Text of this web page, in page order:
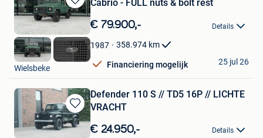
Bewaren
in
Mijn
Favorieten
Cabrio - FULL nuts & bolt rest
€ 79.900,- Details
1987 358.974 km
Financiering mogelijk
DCT
Wielsbeke
25 jul 26
Bewaren
in
Defender 110 S // TD5 16P // LICHTE
VRACHT
€ 24.950,- Details